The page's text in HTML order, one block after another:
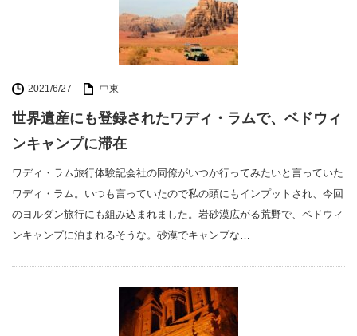
2021/6/27 中東
世界遺産にも登録されたワディ・ラムで、ベドウィ
ンキャンプに滞在
ワディ・ラム旅行体験記会社の同僚がいつか行ってみたいと言っていた
ワディ・ラム。いつも言っていたので私の頭にもインプットされ、今回
のヨルダン旅行にも組み込まれました。岩砂漠広がる荒野で、ベドウィ
ンキャンプに泊まれるそうな。砂漠でキャンプな…